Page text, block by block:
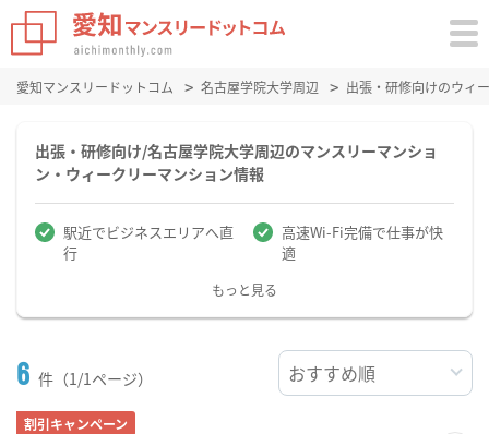
愛知マンスリードットコム 名古屋学院大学周辺 出張・研修向けのウィ
出張・研修向け/名古屋学院大学周辺のマンスリーマンショ
ン・ウィークリーマンション情報
駅近でビジネスエリアへ直
行
高速Wi-Fi完備で仕事が快
適
もっと見る
6 件（1/1ページ）
割引キャンペーン